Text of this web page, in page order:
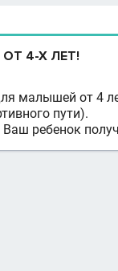
4-Х ЛЕТ!
малышей от 4
пути).
Ваш ребенок